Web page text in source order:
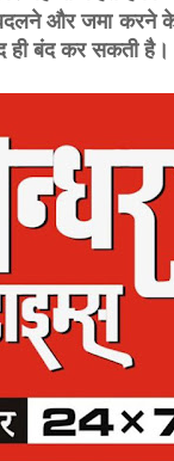
और जमा करने के
बंद कर सकती है।